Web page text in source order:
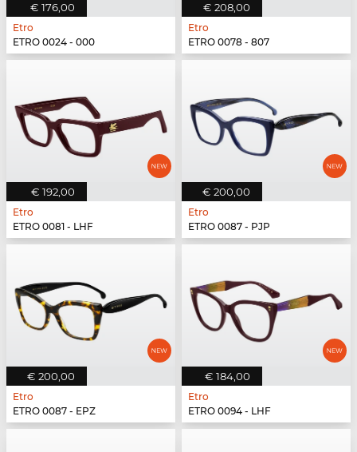
€ 176,00
Etro
ETRO 0024 - 000
€ 208,00
Etro
ETRO 0078 - 807
€ 192,00
Etro
ETRO 0081 - LHF
€ 200,00
Etro
ETRO 0087 - PJP
€ 200,00
Etro
ETRO 0087 - EPZ
€ 184,00
Etro
ETRO 0094 - LHF